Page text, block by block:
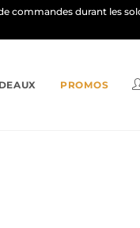
commandes durant les
PROMOS